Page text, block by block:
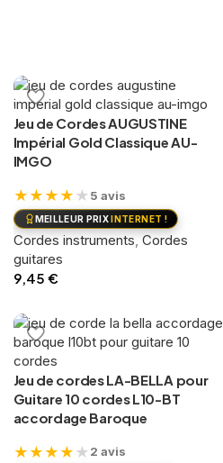
Jeu de Cordes AUGUSTINE
Impérial Gold Classique AU-
IMGO
★ ★ ★ ★ ★ 5 avis
MEILLEUR PRIXINTERNET !
Cordes instruments, Cordes
guitares
9,45 €
Jeu de cordes LA-BELLA pour
Guitare 10 cordes L10-BT
accordage Baroque
★ ★ ★ ★ ★ 2 avis